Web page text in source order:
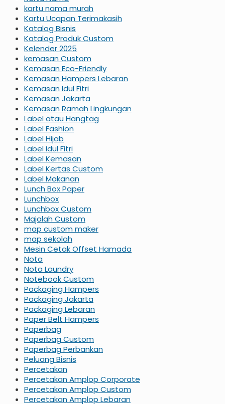
kartu nama murah
Kartu Ucapan Terimakasih
Katalog Bisnis
Katalog Produk Custom
Kelender 2025
kemasan Custom
Kemasan Eco-Friendly
Kemasan Hampers Lebaran
Kemasan Idul Fitri
Kemasan Jakarta
Kemasan Ramah Lingkungan
Label atau Hangtag
Label Fashion
Label Hijab
Label Idul Fitri
Label Kemasan
Label Kertas Custom
Label Makanan
Lunch Box Paper
Lunchbox
Lunchbox Custom
Majalah Custom
map custom maker
map sekolah
Mesin Cetak Offset Hamada
Nota
Nota Laundry
Notebook Custom
Packaging Hampers
Packaging Jakarta
Packaging Lebaran
Paper Belt Hampers
Paperbag
Paperbag Custom
Paperbag Perbankan
Peluang Bisnis
Percetakan
Percetakan Amplop Corporate
Percetakan Amplop Custom
Percetakan Amplop Lebaran